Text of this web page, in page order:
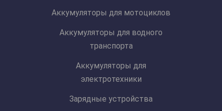
Аккумуляторы для мотоциклов
Аккумуляторы для водного
транспорта
Аккумуляторы для
электротехники
Зарядные устройства